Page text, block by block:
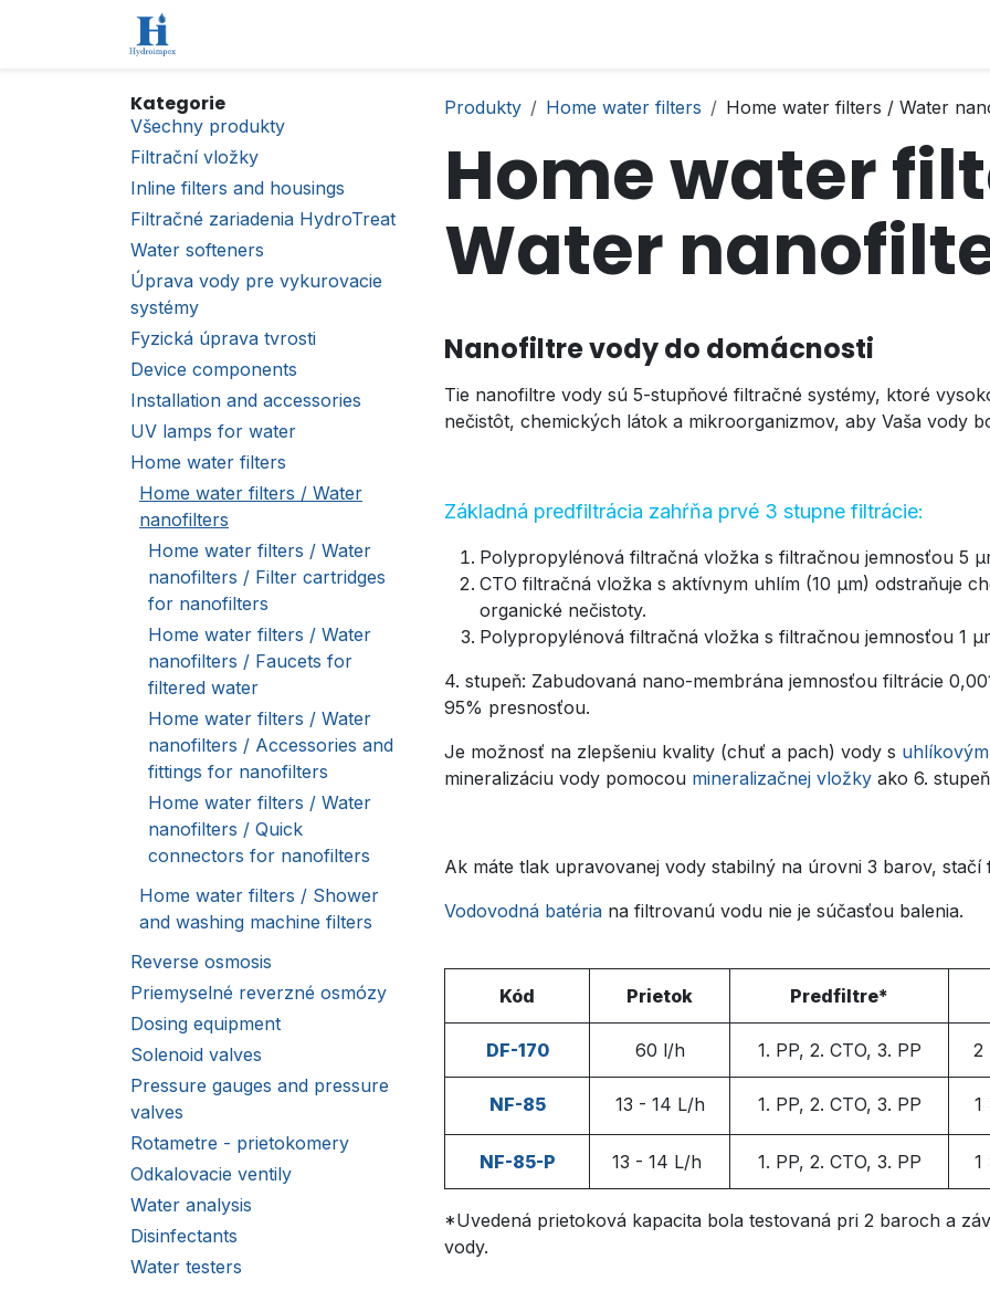
Kategorie
Všechny produkty
Filtrační vložky
Inline filters and housings
Filtračné zariadenia HydroTreat
Water softeners
Úprava vody pre vykurovacie
systémy
Fyzická úprava tvrosti
Device components
Installation and accessories
UV lamps for water
Home water filters
Home water filters / Water
nanofilters
Home water filters / Water
nanofilters / Filter cartridges
for nanofilters
Home water filters / Water
nanofilters / Faucets for
filtered water
Home water filters / Water
nanofilters / Accessories and
fittings for nanofilters
Home water filters / Water
nanofilters / Quick
connectors for nanofilters
Home water filters / Shower
and washing machine filters
Reverse osmosis
Priemyselné reverzné osmózy
Dosing equipment
Solenoid valves
Pressure gauges and pressure
valves
Rotametre - prietokomery
Odkalovacie ventily
Water analysis
Disinfectants
Water testers
Produkty Home water filters Home water filters / Water
Home water
Water
Nanofiltre vody do domácnosti
Tie nanofiltre vody sú 5-stupňové filtračné systémy, ktoré
nečistôt, chemických látok a mikroorganizmov, aby Vaša vody
Základná predfiltrácia zahŕňa prvé 3 stupne filtrácie:
Polypropylénová filtračná vložka s filtračnou jemnosťou 5
CTO filtračná vložka s aktívnym uhlím (10 µm) odstraňuje
organické nečistoty.
Polypropylénová filtračná vložka s filtračnou jemnosťou 1
4. stupeň: Zabudovaná nano-membrána jemnosťou filtrácie
95% presnosťou.
Je možnosť na zlepšeniu kvality (chuť a pach) vody s
mineralizáciu vody pomocou mineralizačnej vložky ako 6.
Ak máte tlak upravovanej vody stabilný na úrovni 3 barov,
Vodovodná batéria na filtrovanú vodu nie je súčasťou balenia.
Kód Prietok Predfiltre*
DF-170 60 l/h 1. PP, 2. CTO, 3. PP 2
NF-85 13 - 14 L/h 1. PP, 2. CTO, 3. PP 1
NF-85-P 13 - 14 L/h 1. PP, 2. CTO, 3. PP 1
*Uvedená prietoková kapacita bola testovaná pri 2 baroch a
vody.